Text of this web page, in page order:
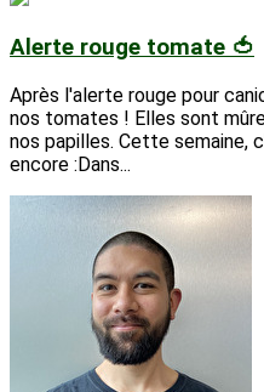
Alerte rouge tomate 🍅
Après l'alerte rouge pour
nos tomates ! Elles sont
nos papilles. Cette
encore :Dans...